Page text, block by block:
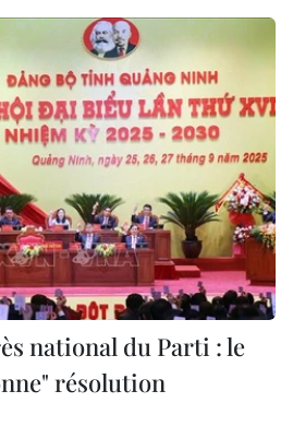
national du Parti : le
résolution